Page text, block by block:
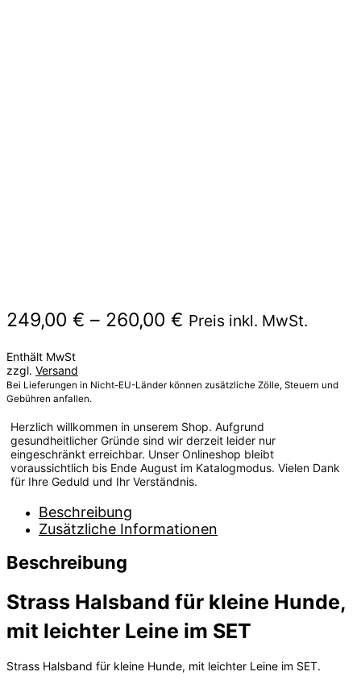
249,00 € – 260,00 € Preisspanne:
260,00 €
Preis inkl. MwSt.
Enthält MwSt
zzgl. Versand
Bei Lieferungen in Nicht-EU-Länder können zusätzliche Zölle, Steuern und
Gebühren anfallen.
Herzlich willkommen in unserem Shop. Aufgrund
gesundheitlicher Gründe sind wir derzeit leider nur
eingeschränkt erreichbar. Unser Onlineshop bleibt
voraussichtlich bis Ende August im Katalogmodus. Vielen Dank
für Ihre Geduld und Ihr Verständnis.
Beschreibung
Zusätzliche Informationen
Beschreibung
Strass Halsband für kleine Hunde,
mit leichter Leine im SET
Strass Halsband für kleine Hunde, mit leichter Leine im SET.